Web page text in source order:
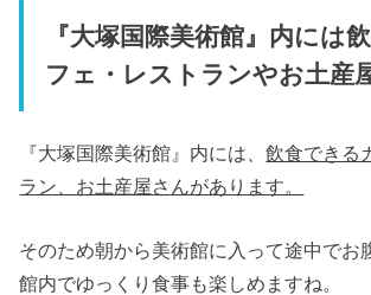
『大塚国際美術館』内には
フェ・レストランやお土産
『大塚国際美術館』内には、飲食できる
ラン、お土産屋さんがあります。
そのため朝から美術館に入って途中でお
館内でゆっくり食事も楽しめますね。